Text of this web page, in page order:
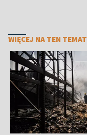
WIĘCEJ NA TEN TEMAT